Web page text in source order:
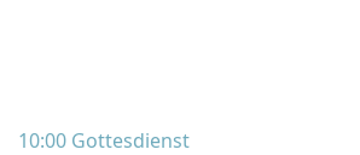
10:00 Gottesdienst